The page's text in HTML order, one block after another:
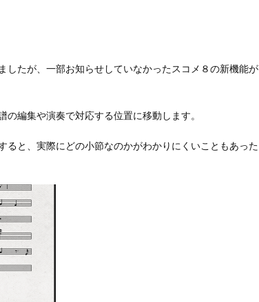
したが、一部お知らせしていなかったスコメ８の新機能が
編集や演奏で対応する位置に移動します。
ると、実際にどの小節なのかがわかりにくいこともあった